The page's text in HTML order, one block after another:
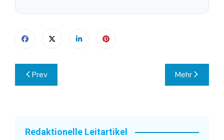
Beitragsnavigation
Prev Mehr
Redaktionelle Leitartikel